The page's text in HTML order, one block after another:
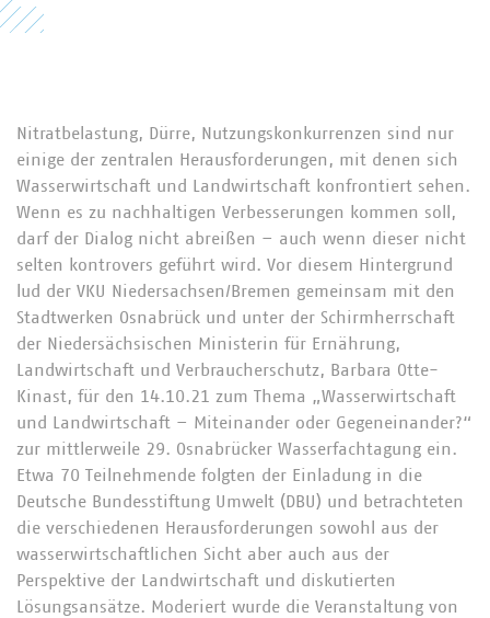
Nitratbelastung, Dürre, Nutzungskonkurrenzen sind nur
einige der zentralen Herausforderungen, mit denen sich
Wasserwirtschaft und Landwirtschaft konfrontiert sehen.
Wenn es zu nachhaltigen Verbesserungen kommen soll,
darf der Dialog nicht abreißen – auch wenn dieser nicht
selten kontrovers geführt wird. Vor diesem Hintergrund
lud der VKU Niedersachsen/Bremen gemeinsam mit den
Stadtwerken Osnabrück und unter der Schirmherrschaft
der Niedersächsischen Ministerin für Ernährung,
Landwirtschaft und Verbraucherschutz, Barbara Otte-
Kinast, für den 14.10.21 zum Thema „Wasserwirtschaft
und Landwirtschaft – Miteinander oder Gegeneinander?“
zur mittlerweile 29. Osnabrücker Wasserfachtagung ein.
Etwa 70 Teilnehmende folgten der Einladung in die
Deutsche Bundesstiftung Umwelt (DBU) und betrachteten
die verschiedenen Herausforderungen sowohl aus der
wasserwirtschaftlichen Sicht aber auch aus der
Perspektive der Landwirtschaft und diskutierten
Lösungsansätze. Moderiert wurde die Veranstaltung von